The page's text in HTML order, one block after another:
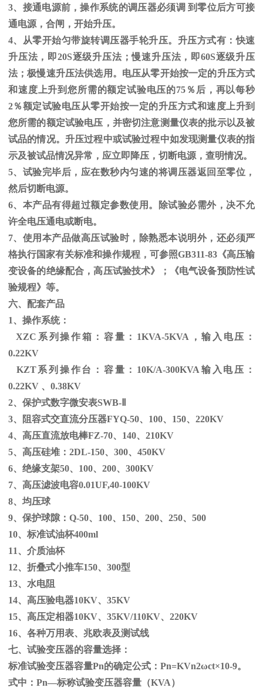
3、接通电源前，操作系统的调压器必须调 到零位后方可接
通电源，合闸，开始升压。
4、从零开始匀带旋转调压器手轮升压。升压方式有：快速
升压法，即20S逐级升压法；慢速升压法，即60S逐级升压
法；极慢速升压法供选用。电压从零开始按一定的升压方式
和速度上升到您所需的额定试验电压的75 ％后，再以每秒
2％额定试验电压从零开始按一定的升压方式和速度上升到
您所需的额定试验电压，并密切注意测量仪表的批示以及被
试品的情况。升压过程中或试验过程中如发现测量仪表的指
示及被试品情况异常，应立即降压，切断电源，查明情况。
5、试验完毕后，应在数秒内匀速的将调压器返回至零位，
然后切断电源。
6、本产品有得超过额定参数使用。除试验必需外，决不允
许全电压通电或断电。
7、使用本产品做高压试验时，除熟悉本说明外，还必须严
格执行国家有关标准和操作规程，可参照GB311-83《高压输
变设备的绝缘配合，高压试验技术》；《电气设备预防性试
验规程》等。
六、配套产品
1、操作系统：
XZC系列操作箱：容量： 1KVA-5KVA ，输入电压：
0.22KV
KZT系列操作台：容量： 10K/A-300KVA 输入电压：
0.22KV 、 0.38KV
2、保护式数字微安表SWB-
3、阻容式交直流分压器FYQ-50、 100、 150、 220KV
4、高压直流放电棒FZ-70、 140、 210KV
5、高压硅堆： 2DL-150、 300、 450KV
6、绝缘支架50、 100、 200、 300KV
7、高压滤波电容0.01UF,40-100KV
8、均压球
9、保护球隙： Q-50、 100、 150、 200、 250、 500
10、标准试油杯400ml
11、介质油杯
12、折叠式小推车150、 300型
13、水电阻
14、高压验电器10KV、 35KV
15、高压定相器10KV、 35KV/110KV、 220KV
16、各种万用表、兆欧表及测试线
七、试验变压器的容量选择：
标准试验变压器容量Pn的确定公式： Pn=KVn2ωct×10-9。
式中： Pn—标称试验变压器容量（KVA）